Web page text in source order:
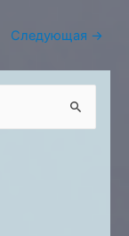
Следующая →